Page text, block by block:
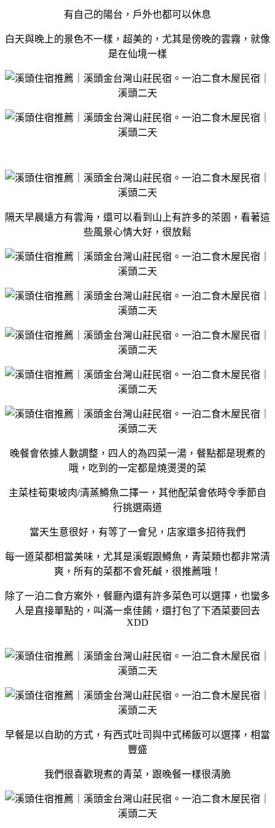
有自己的陽台，戶外也都可以休息
白天與晚上的景色不一樣，超美的，尤其是傍晚的雲霧，就像
是在仙境一樣
隔天早晨遠方有雲海，還可以看到山上有許多的茶園，看著這
些風景心情大好，很放鬆
晚餐會依據人數調整，四人的為四菜一湯，餐點都是現煮的
哦，吃到的一定都是燒燙燙的菜
主菜桂筍東坡肉/清蒸鱒魚二擇一，其他配菜會依時令季節自
行挑選兩道
當天生意很好，有等了一會兒，店家還多招待我們
每一道菜都相當美味，尤其是溪蝦跟鱒魚，青菜類也都非常清
爽，所有的菜都不會死鹹，很推薦哦！
除了一泊二食方案外，餐廳內還有許多菜色可以選擇，也蠻多
人是直接單點的，叫滿一桌佳餚，還打包了下酒菜要回去
XDD
早餐是以自助的方式，有西式吐司與中式稀飯可以選擇，相當
豐盛
我們很喜歡現煮的青菜，跟晚餐一樣很清脆